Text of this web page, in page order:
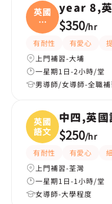
英國
語
文|
year 8,英
$350/hr
有耐性 有愛心
上門補習-大埔
一星期1日-2小時/堂
男導師/女導師-全職補
英國
語文
中四,英國
$250/hr
有耐性 有愛心
上門補習-荃灣
一星期1日-1小時/堂
女導師-大學程度